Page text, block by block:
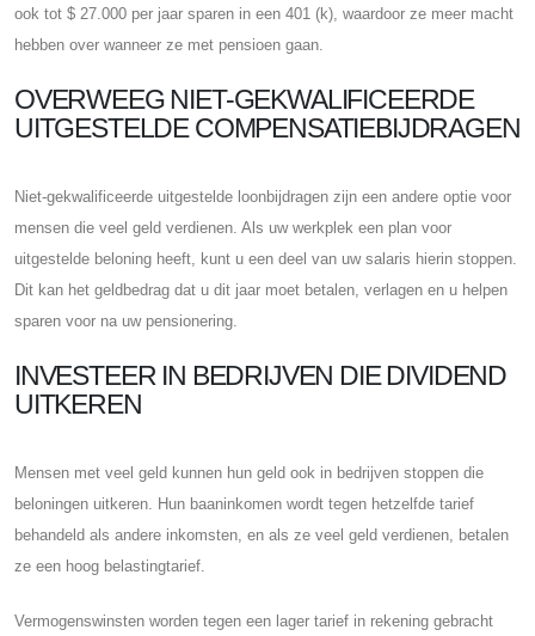
ook tot $ 27.000 per jaar sparen in een 401 (k), waardoor ze meer macht
hebben over wanneer ze met pensioen gaan.
OVERWEEG NIET-GEKWALIFICEERDE
UITGESTELDE COMPENSATIEBIJDRAGEN
Niet-gekwalificeerde uitgestelde loonbijdragen zijn een andere optie voor
mensen die veel geld verdienen. Als uw werkplek een plan voor
uitgestelde beloning heeft, kunt u een deel van uw salaris hierin stoppen.
Dit kan het geldbedrag dat u dit jaar moet betalen, verlagen en u helpen
sparen voor na uw pensionering.
INVESTEER IN BEDRIJVEN DIE DIVIDEND
UITKEREN
Mensen met veel geld kunnen hun geld ook in bedrijven stoppen die
beloningen uitkeren. Hun baaninkomen wordt tegen hetzelfde tarief
behandeld als andere inkomsten, en als ze veel geld verdienen, betalen
ze een hoog belastingtarief.
Vermogenswinsten worden tegen een lager tarief in rekening gebracht